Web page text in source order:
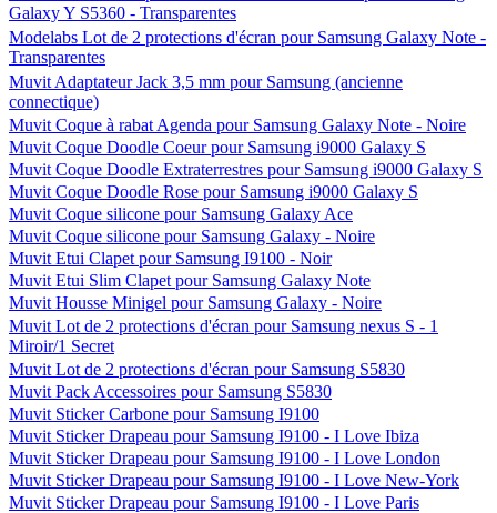
Galaxy Y S5360 - Transparentes
Modelabs Lot de 2 protections d'écran pour Samsung Galaxy Note -
Transparentes
Muvit Adaptateur Jack 3,5 mm pour Samsung (ancienne
connectique)
Muvit Coque à rabat Agenda pour Samsung Galaxy Note - Noire
Muvit Coque Doodle Coeur pour Samsung i9000 Galaxy S
Muvit Coque Doodle Extraterrestres pour Samsung i9000 Galaxy S
Muvit Coque Doodle Rose pour Samsung i9000 Galaxy S
Muvit Coque silicone pour Samsung Galaxy Ace
Muvit Coque silicone pour Samsung Galaxy - Noire
Muvit Etui Clapet pour Samsung I9100 - Noir
Muvit Etui Slim Clapet pour Samsung Galaxy Note
Muvit Housse Minigel pour Samsung Galaxy - Noire
Muvit Lot de 2 protections d'écran pour Samsung nexus S - 1
Miroir/1 Secret
Muvit Lot de 2 protections d'écran pour Samsung S5830
Muvit Pack Accessoires pour Samsung S5830
Muvit Sticker Carbone pour Samsung I9100
Muvit Sticker Drapeau pour Samsung I9100 - I Love Ibiza
Muvit Sticker Drapeau pour Samsung I9100 - I Love London
Muvit Sticker Drapeau pour Samsung I9100 - I Love New-York
Muvit Sticker Drapeau pour Samsung I9100 - I Love Paris